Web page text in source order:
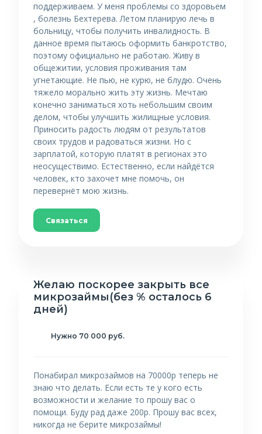
поддерживаем. У меня проблемы со здоровьем
, болезнь Бехтерева. Летом планирую лечь в
больницу, чтобы получить инвалидность. В
данное время пытаюсь оформить банкротство,
поэтому официально не работаю. Живу в
общежитии, условия проживания там
угнетающие. Не пью, не курю, не блудю. Очень
тяжело морально жить эту жизнь. Мечтаю
конечно заниматься хоть небольшим своим
делом, чтобы улучшить жилищные условия.
Приносить радость людям от результатов
своих трудов и радоваться жизни. Но с
зарплатой, которую платят в регионах это
неосуществимо. Естественно, если найдëтся
человек, кто захочет мне помочь, он
перевернëт мою жизнь.
Связаться
Желаю поскорее закрыть все
микрозаймы(без % осталось 6
дней)
Нужно 70 000 руб.
Понабирал микрозаймов на 70000р теперь не
знаю что делать. Если есть те у кого есть
возможности и желание то прошу вас о
помощи. Буду рад даже 200р. Прошу вас всех,
никогда не берите микрозаймы!